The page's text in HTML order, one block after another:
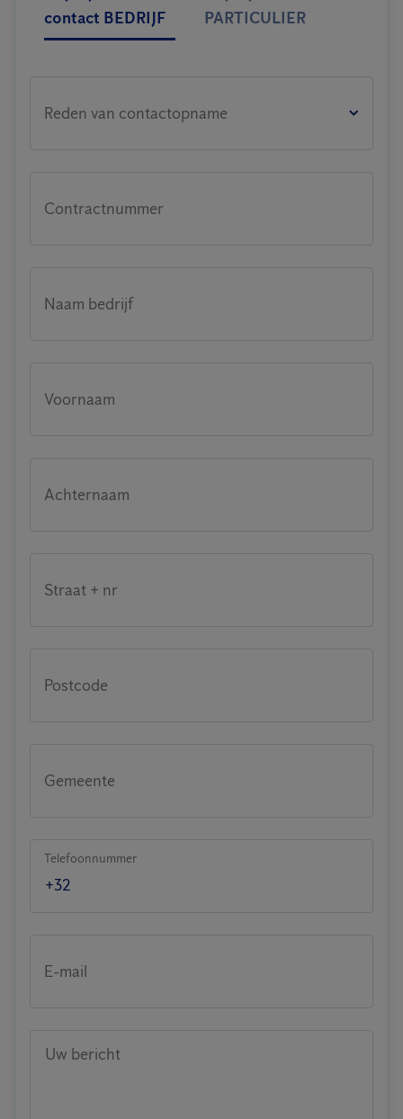
contact BEDRIJF
PARTICULIER
Reden van contactopname
Contractnummer
Naam bedrijf
Voornaam
Achternaam
Straat + nr
Postcode
Gemeente
Telefoonnummer
E-mail
Uw bericht